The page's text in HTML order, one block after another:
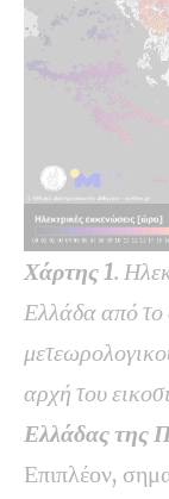
Χάρτης 1.
Ελλάδα από το
αρχή του
Ελλάδας της
Επιπλέον,